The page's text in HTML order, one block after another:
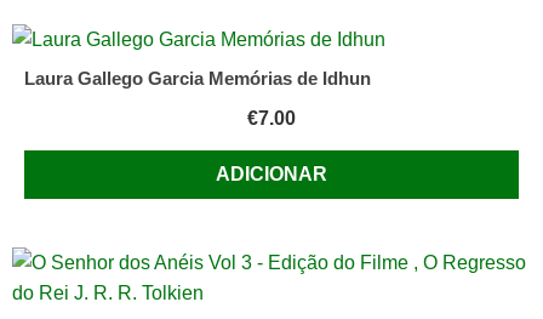
Laura Gallego Garcia Memórias de Idhun
€7.00
ADICIONAR